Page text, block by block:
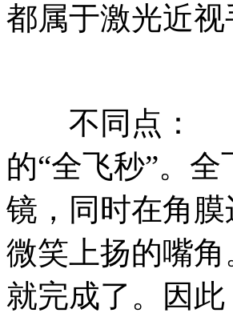
都属于激光近
不同点： 1
的“全飞秒”。
镜，同时在角
微笑上扬的嘴
就完成了。因